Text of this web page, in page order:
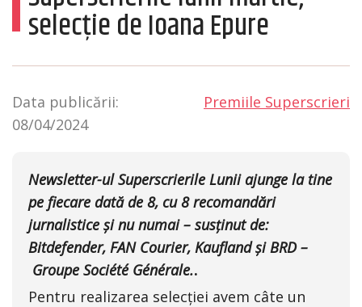
selecție de Ioana Epure
Data publicării:
08/04/2024
Premiile Superscrieri
Newsletter-ul Superscrierile Lunii ajunge la tine
pe fiecare dată de 8, cu 8 recomandări
jurnalistice și nu numai – susținut de:
Bitdefender, FAN Courier, Kaufland și BRD –
Groupe Société Générale..
Pentru realizarea selecției avem câte un